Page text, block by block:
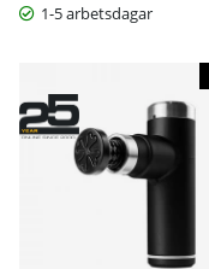
1-5 arbetsdagar